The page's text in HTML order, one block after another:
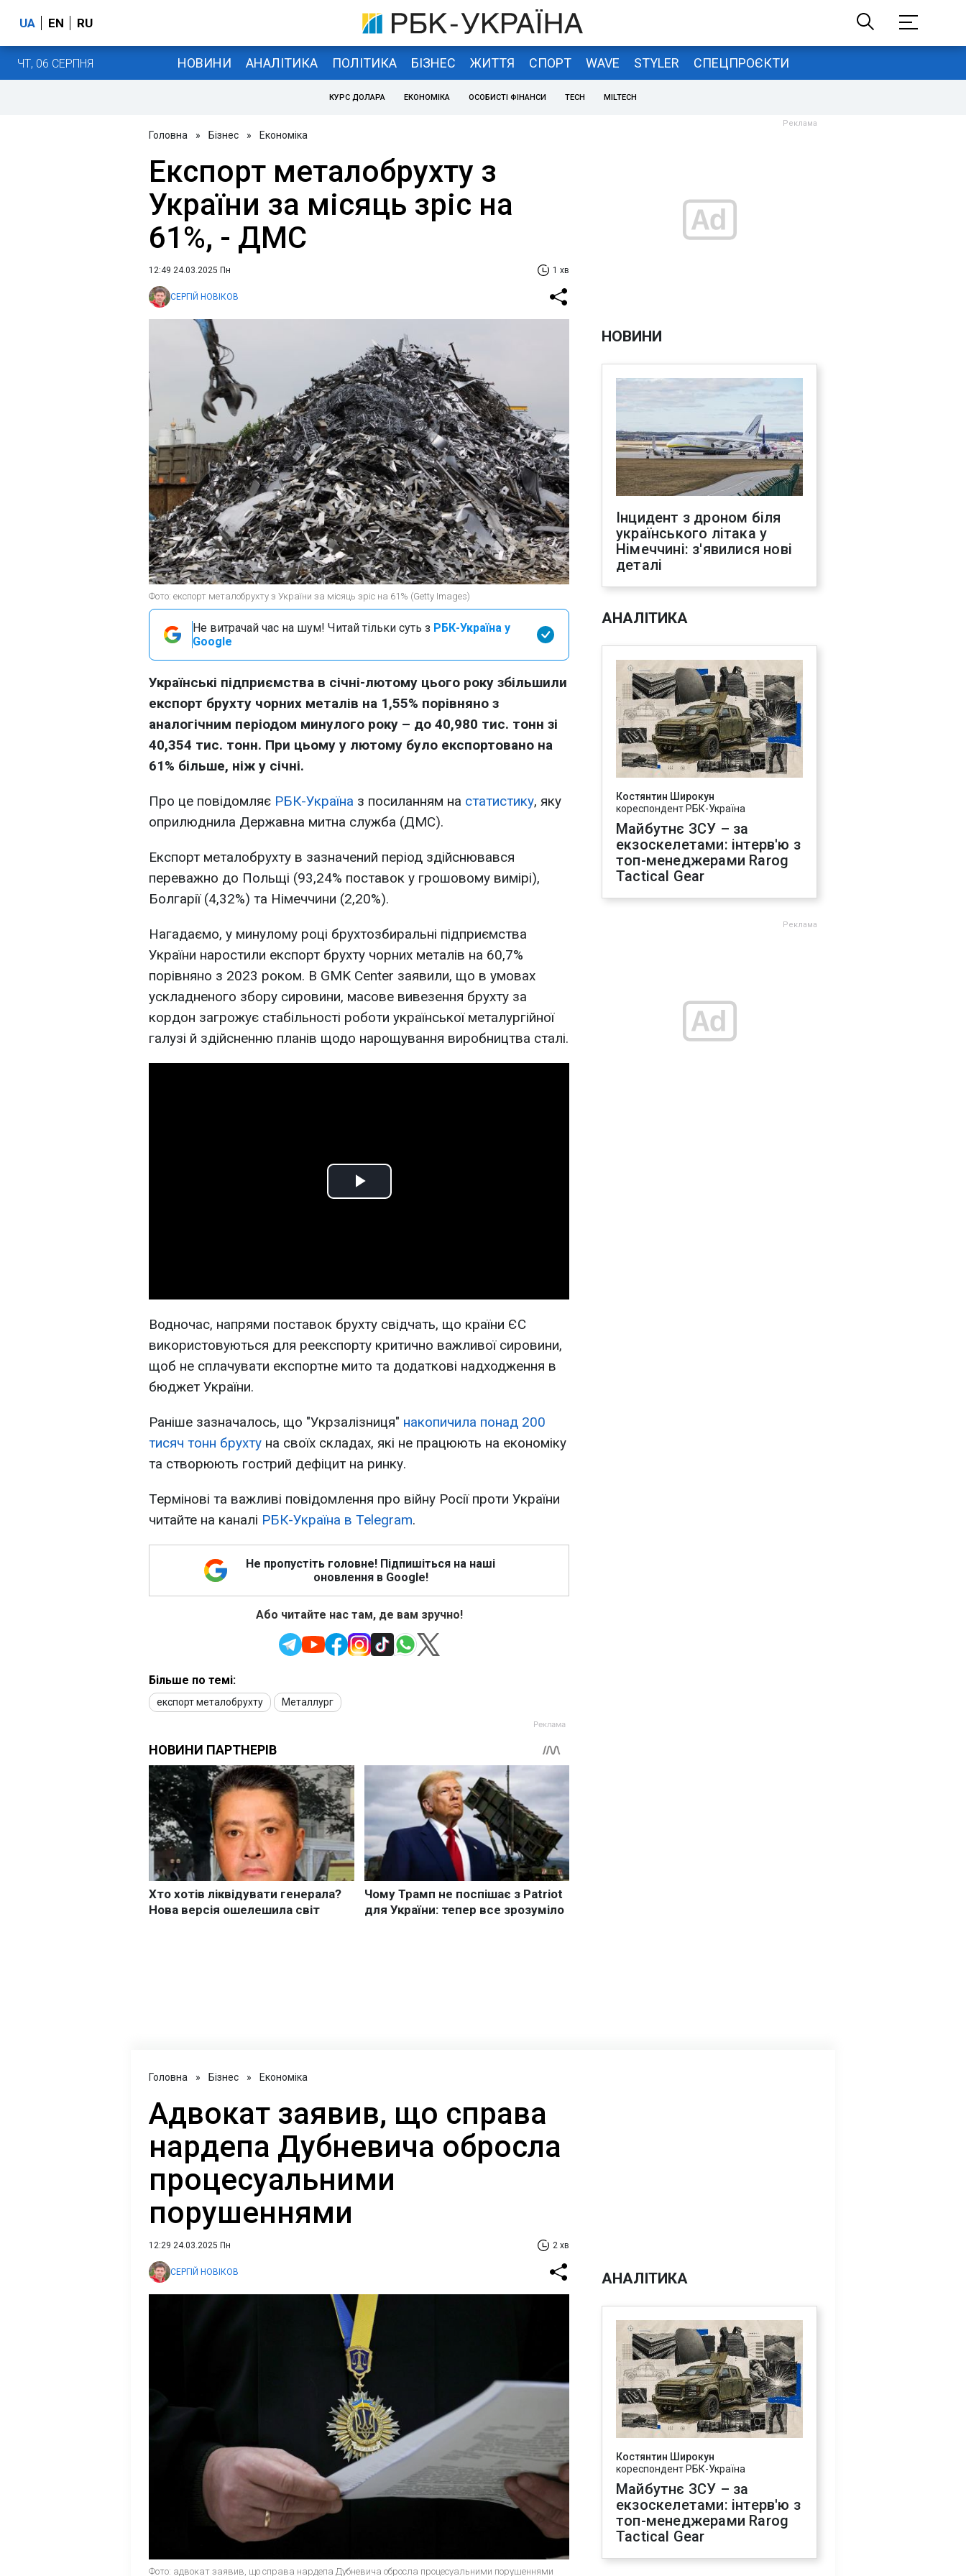
UA EN RU
ЧТ, 06 СЕРПНЯ НОВИНИ АНАЛІТИКА ПОЛІТИКА БІЗНЕС ЖИТТЯ СПОРТ WAVE STYLER СПЕЦПРОЄКТИ
КУРС ДОЛАРА ЕКОНОМІКА ОСОБИСТІ ФІНАНСИ TECH MILTECH
Головна » Бізнес » Економіка
Експорт металобрухту з
України за місяць зріс на
61%, - ДМС
12:49 24.03.2025 Пн 1 хв
СЕРГІЙ НОВІКОВ
Фото: експорт металобрухту з України за місяць зріс на 61% (Getty Images)
Не витрачай час на шум! Читай тільки суть з РБК-Україна у
Google
Українські підприємства в січні-лютому цього року збільшили
експорт брухту чорних металів на 1,55% порівняно з
аналогічним періодом минулого року – до 40,980 тис. тонн зі
40,354 тис. тонн. При цьому у лютому було експортовано на
61% більше, ніж у січні.
Про це повідомляє РБК-Україна з посиланням на статистику, яку
оприлюднила Державна митна служба (ДМС).
Експорт металобрухту в зазначений період здійснювався
переважно до Польщі (93,24% поставок у грошовому вимірі),
Болгарії (4,32%) та Німеччини (2,20%).
Нагадаємо, у минулому році брухтозбиральні підприємства
України наростили експорт брухту чорних металів на 60,7%
порівняно з 2023 роком. В GMK Center заявили, що в умовах
ускладненого збору сировини, масове вивезення брухту за
кордон загрожує стабільності роботи української металургійної
галузі й здійсненню планів щодо нарощування виробництва сталі.
Play
Водночас, напрями поставок брухту свідчать, що країни ЄС
використовуються для реекспорту критично важливої сировини,
щоб не сплачувати експортне мито та додаткові надходження в
бюджет України.
Раніше зазначалось, що "Укрзалізниця" накопичила понад 200
тисяч тонн брухту на своїх складах, які не працюють на економіку
та створюють гострий дефіцит на ринку.
Термінові та важливі повідомлення про війну Росії проти України
читайте на каналі РБК-Україна в Telegram.
Не пропустіть головне! Підпишіться на наші
оновлення в Google!
Або читайте нас там, де вам зручно!
Більше по темі:
експорт металобрухту Металлург
НОВИНИ
Інцидент з дроном біля
українського літака у
Німеччині: з'явилися нові
деталі
АНАЛІТИКА
Костянтин Широкун
кореспондент РБК-Україна
Майбутнє ЗСУ – за
екзоскелетами: інтерв'ю з
топ-менеджерами Rarog
Tactical Gear
Головна » Бізнес » Економіка
Адвокат заявив, що справа
нардепа Дубневича обросла
процесуальними
порушеннями
12:29 24.03.2025 Пн 2 хв
СЕРГІЙ НОВІКОВ
Фото: адвокат заявив, що справа нардепа Дубневича обросла процесуальними порушеннями
АНАЛІТИКА
Костянтин Широкун
кореспондент РБК-Україна
Майбутнє ЗСУ – за
екзоскелетами: інтерв'ю з
топ-менеджерами Rarog
Tactical Gear